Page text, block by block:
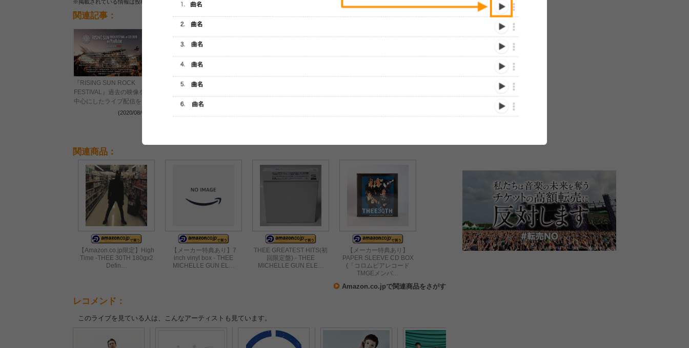
※掲載されている情報は投稿されたデータを集計したもので、実際のライブとは異なる場合があります。
関連記事：
『RISING SUN ROCK
FESTIVAL』過去の映像を
中心にしたライブ配信を実
施 新たに制作されるトー
(2020/08/06)
あの伝説のバンド達のラス
トリスト集
関連商品：
【Amazon.co.jp限定】High
Time -THEE 30TH 180gx2
Defin…
【メーカー特典あり】7
inch vinyl box - THEE
MICHELLE GUN EL…
THEE GREATEST HITS(初
回限定盤) - THEE
MICHELLE GUN ELE…
【メーカー特典あり】
PAPER SLEEVE CD BOX
(「コロムビアレコード
TMGEメンバ…
Amazon.co.jpで関連商品をさがす
レコメンド：
このライブを見ている人は、こんなアーティストも見ています。